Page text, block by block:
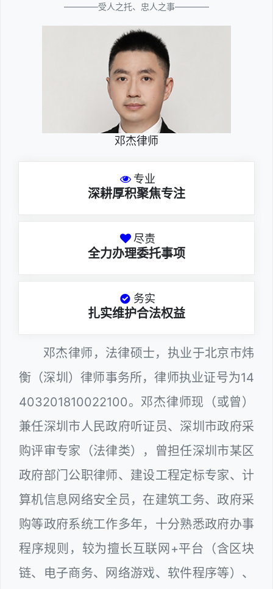
————受人之托、忠人之事————
邓杰律师
专业
深耕厚积聚焦专注
尽责
全力办理委托事项
务实
扎实维护合法权益
邓杰律师，法律硕士，执业于北京市炜
衡（深圳）律师事务所，律师执业证号为14
403201810022100。邓杰律师现（或曾）
兼任深圳市人民政府听证员、深圳市政府采
购评审专家（法律类），曾担任深圳市某区
政府部门公职律师、建设工程定标专家、计
算机信息网络安全员，在建筑工务、政府采
购等政府系统工作多年，十分熟悉政府办事
程序规则，较为擅长互联网+平台（含区块
链、电子商务、网络游戏、软件程序等）、